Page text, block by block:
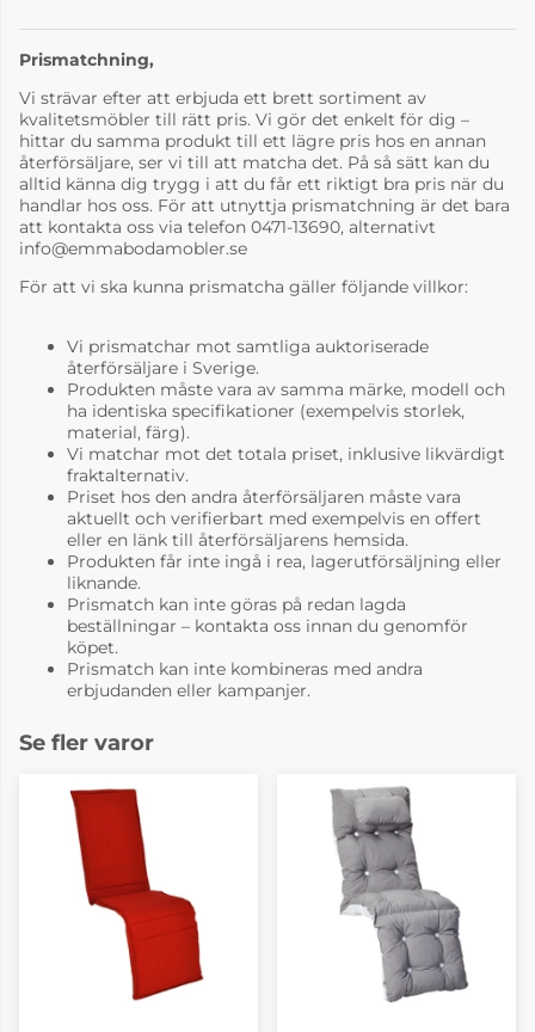
717 Hammockset 75
1-2 veckor
717 Hammockset 77
717 Hammockset 78
Taupe
1-2 veckor
717 Hammockset 79
Grön
717 Hammockset 83
Röd
1-2 veckor
Denimblå
1-2 veckor
717 Hammockset 86
1-2 veckor
717 Hammockset 95
Prismatchning,
Vi strävar efter att erbjuda ett brett sortiment av
kvalitetsmöbler till rätt pris. Vi gör det enkelt för dig –
hittar du samma produkt till ett lägre pris hos en annan
återförsäljare, ser vi till att matcha det. På så sätt kan du
alltid känna dig trygg i att du får ett riktigt bra pris när du
handlar hos oss. För att utnyttja prismatchning är det bara
att kontakta oss via telefon 0471-13690, alternativt
info@emmabodamobler.se
För att vi ska kunna prismatcha gäller följande villkor:
Vi prismatchar mot samtliga auktoriserade
återförsäljare i Sverige.
Produkten måste vara av samma märke, modell och
ha identiska specifikationer (exempelvis storlek,
material, färg).
Vi matchar mot det totala priset, inklusive likvärdigt
fraktalternativ.
Priset hos den andra återförsäljaren måste vara
aktuellt och verifierbart med exempelvis en offert
eller en länk till återförsäljarens hemsida.
Produkten får inte ingå i rea, lagerutförsäljning eller
liknande.
Prismatch kan inte göras på redan lagda
beställningar – kontakta oss innan du genomför
köpet.
Prismatch kan inte kombineras med andra
erbjudanden eller kampanjer.
Se fler varor